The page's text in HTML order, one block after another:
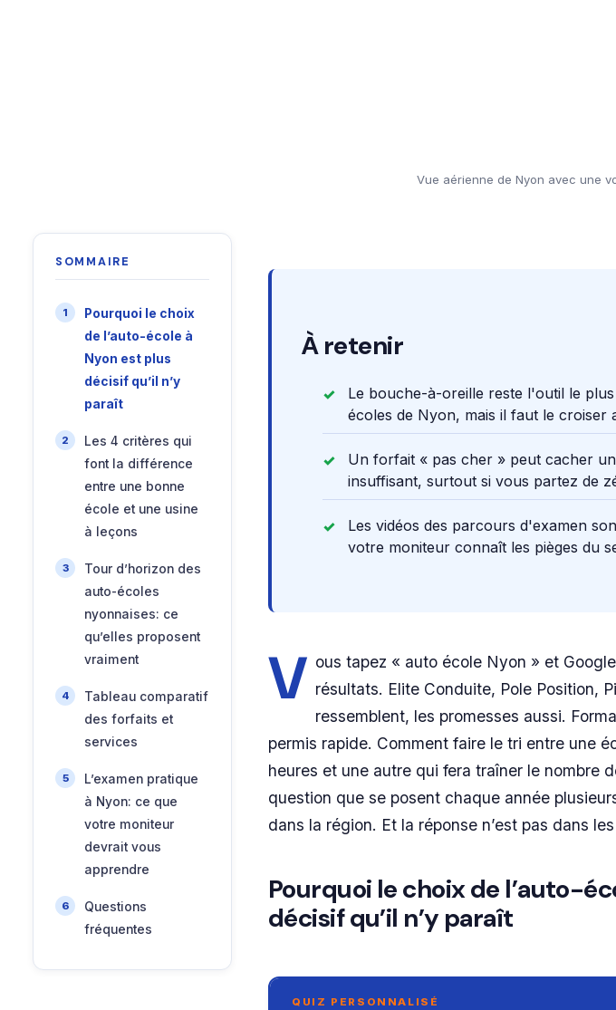
Vue aérienne de Nyon avec une
SOMMAIRE
Pourquoi le choix
de l’auto-école à
Nyon est plus
décisif qu’il n’y
paraît
Les 4 critères qui
font la différence
entre une bonne
école et une usine
à leçons
Tour d’horizon des
auto-écoles
nyonnaises: ce
qu’elles proposent
vraiment
Tableau comparatif
des forfaits et
services
L’examen pratique
à Nyon: ce que
votre moniteur
devrait vous
apprendre
Questions
fréquentes
À retenir
Le bouche-à-oreille reste l'outil le
écoles de Nyon, mais il faut le croiser
Un forfait « pas cher » peut cacher
insuffisant, surtout si vous partez de
Les vidéos des parcours d'examen
votre moniteur connaît les pièges du
V ous tapez « auto école Nyon » et
résultats. Elite Conduite, Pole Position,
ressemblent, les promesses aussi.
permis rapide. Comment faire le tri entre une
heures et une autre qui fera traîner le nombre
question que se posent chaque année
dans la région. Et la réponse n’est pas dans
Pourquoi le choix de l’auto-
décisif qu’il n’y paraît
QUIZ PERSONNALISÉ